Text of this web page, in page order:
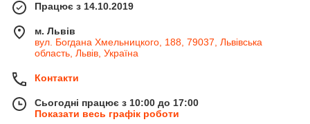
Працює з 14.10.2019
м. Львів
вул. Богдана Хмельницкого, 188, 79037, Львівська
область, Львів, Україна
Контакти
Сьогодні працює з 10:00 до 17:00
Показати весь графік роботи